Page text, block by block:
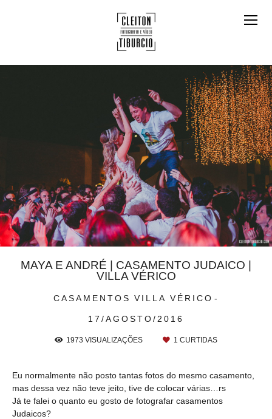
CASAMENTOS VILLA VÉRICO
17/AGOSTO/2016
MAYA E ANDRÉ | CASAMENTO JUDAICO |
VILLA VÉRICO
1973 VISUALIZAÇÕES 1 CURTIDAS
Eu normalmente não posto tantas fotos do mesmo casamento,
mas dessa vez não teve jeito, tive de colocar várias…rs
Já te falei o quanto eu gosto de fotografar casamentos
Judaicos?